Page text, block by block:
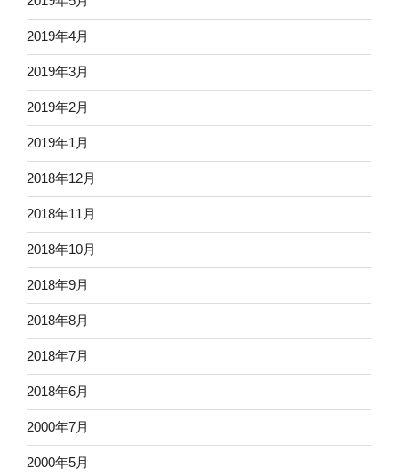
2019年4月
2019年3月
2019年2月
2019年1月
2018年12月
2018年11月
2018年10月
2018年9月
2018年8月
2018年7月
2018年6月
2000年7月
2000年5月